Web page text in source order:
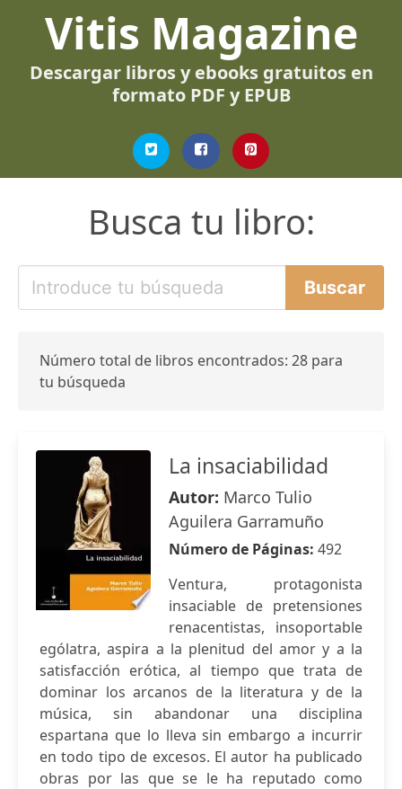
Vitis Magazine
Descargar libros y ebooks gratuitos en
formato PDF y EPUB
Busca tu libro:
Número total de libros encontrados: 28 para
tu búsqueda
La insaciabilidad
Autor: Marco Tulio
Aguilera Garramuño
Número de Páginas: 492
Ventura, protagonista
insaciable de pretensiones
renacentistas, insoportable
ególatra, aspira a la plenitud del amor y a la
satisfacción erótica, al tiempo que trata de
dominar los arcanos de la literatura y de la
música, sin abandonar una disciplina
espartana que lo lleva sin embargo a incurrir
en todo tipo de excesos. El autor ha publicado
obras por las que se le ha reputado como